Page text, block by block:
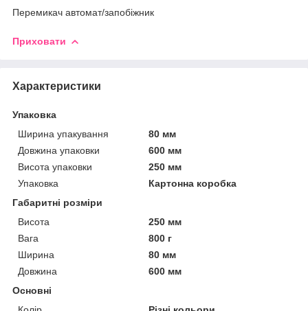
Перемикач автомат/запобіжник
Приховати
Характеристики
Упаковка
Ширина упакування
80 мм
Довжина упаковки
600 мм
Висота упаковки
250 мм
Упаковка
Картонна коробка
Габаритні розміри
Висота
250 мм
Вага
800 г
Ширина
80 мм
Довжина
600 мм
Основні